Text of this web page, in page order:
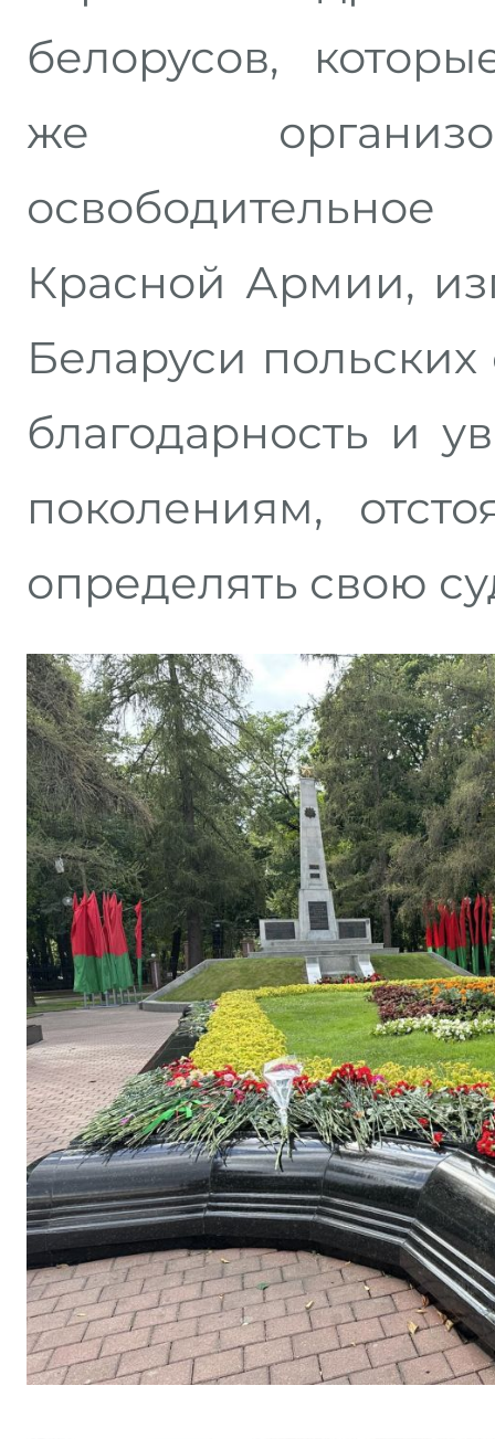
белорусов,
же
Красной Армии,
Беларуси
благодарность и
поколениям,
определять свою